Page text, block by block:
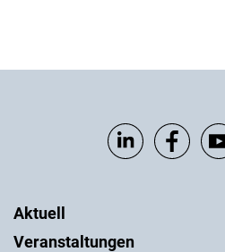
Aktuell
Veranstaltungen